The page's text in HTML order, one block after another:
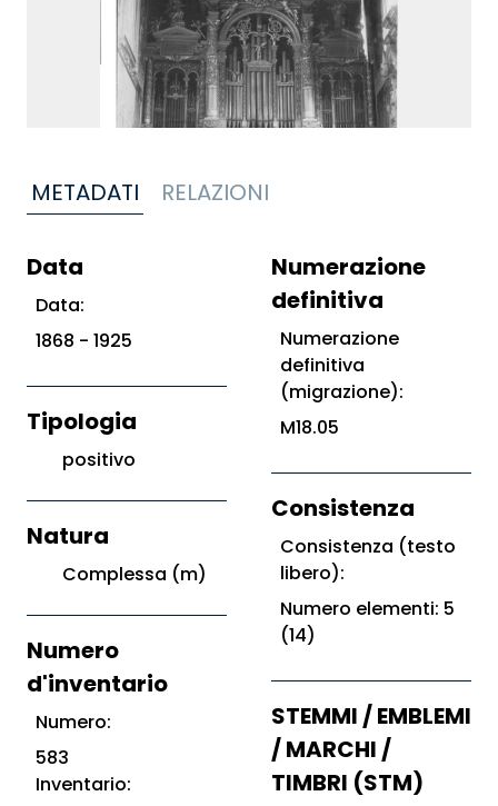
METADATI RELAZIONI
Data
Data:
1868 - 1925
Tipologia
positivo
Natura
Complessa (m)
Numero
d'inventario
Numero:
583
Inventario:
Numerazione
definitiva
Numerazione
definitiva
(migrazione):
M18.05
Consistenza
Consistenza (testo
libero):
Numero elementi: 5
(14)
STEMMI / EMBLEMI
/ MARCHI /
TIMBRI (STM)